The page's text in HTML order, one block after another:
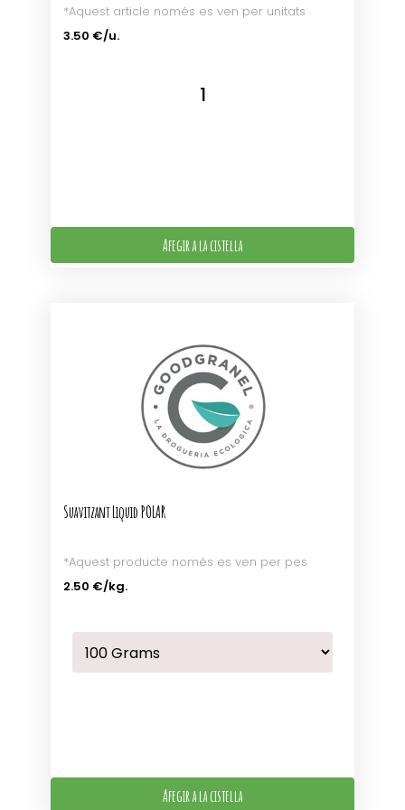
*Aquest article només es ven per unitats
3.50 €/u.
Afegir a la cistella
Suavitzant Liquid POLAR
*Aquest producte només es ven per pes
2.50 €/kg.
Afegir a la cistella